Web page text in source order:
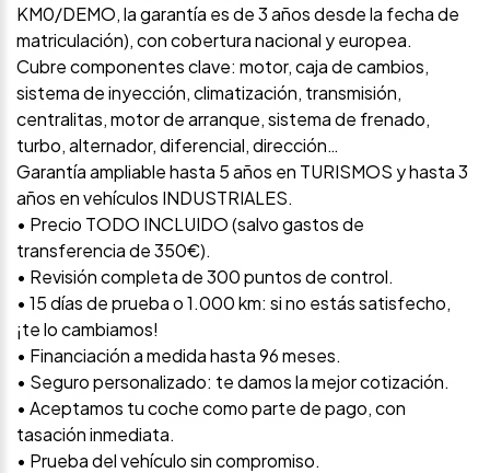
KM0/DEMO, la garantía es de 3 años desde la fecha de
matriculación), con cobertura nacional y europea.
Cubre componentes clave: motor, caja de cambios,
sistema de inyección, climatización, transmisión,
centralitas, motor de arranque, sistema de frenado,
turbo, alternador, diferencial, dirección…
Garantía ampliable hasta 5 años en TURISMOS y hasta 3
años en vehículos INDUSTRIALES.
• Precio TODO INCLUIDO (salvo gastos de
transferencia de 350€).
• Revisión completa de 300 puntos de control.
• 15 días de prueba o 1.000 km: si no estás satisfecho,
¡te lo cambiamos!
• Financiación a medida hasta 96 meses.
• Seguro personalizado: te damos la mejor cotización.
• Aceptamos tu coche como parte de pago, con
tasación inmediata.
• Prueba del vehículo sin compromiso.